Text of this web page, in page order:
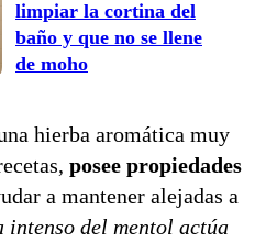
limpiar la cortina del
baño y que no se llene
de moho
hierba aromática muy
posee propiedades
a mantener alejadas a
intenso del mentol actúa